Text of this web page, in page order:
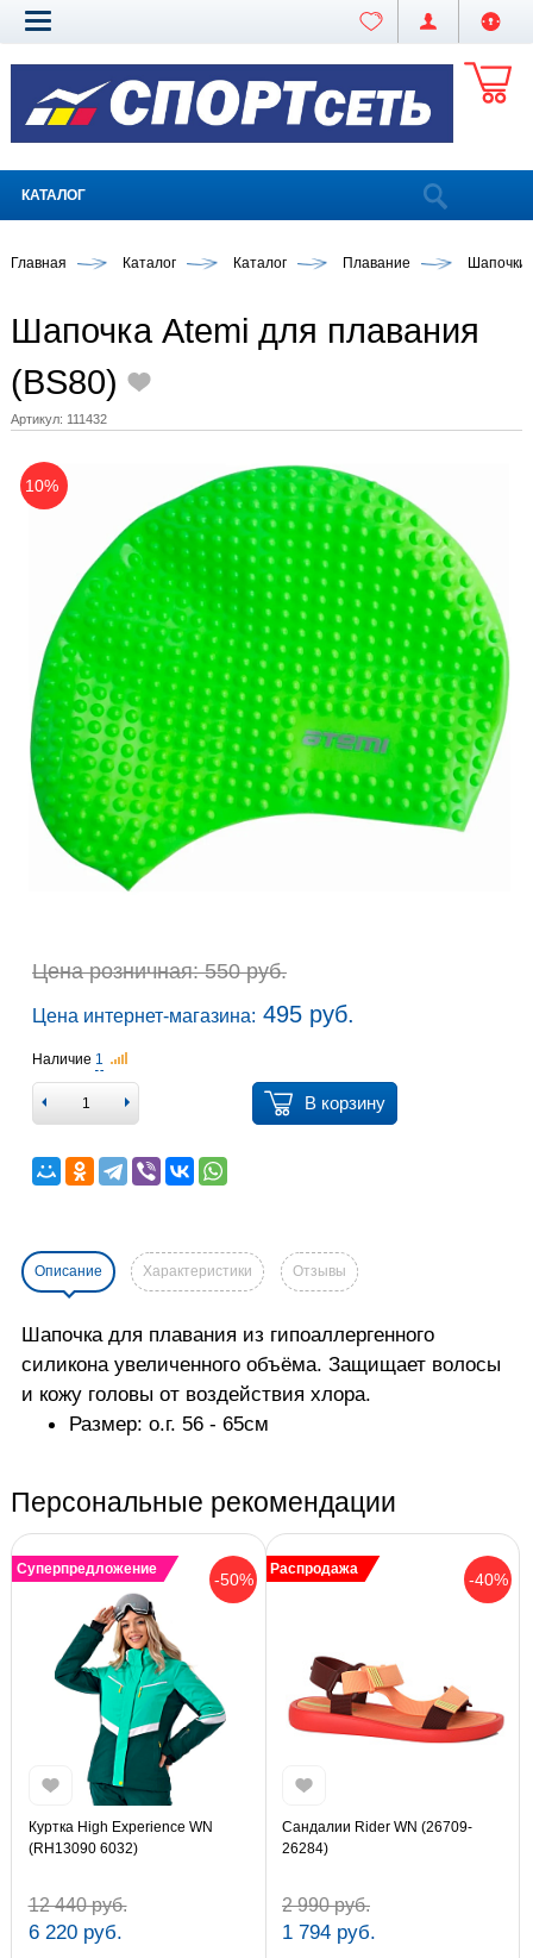
КАТАЛОГ
Главная Каталог Каталог Плавание Шапочки
Шапочка Atemi для плавания
(BS80)
Артикул: 111432
10%
Цена розничная: 550 руб.
Цена интернет-магазина: 495 руб.
Наличие 1
В корзину
Описание Характеристики Отзывы
Шапочка для плавания из гипоаллергенного
силикона увеличенного объёма. Защищает волосы
и кожу головы от воздействия хлора.
Размер: о.г. 56 - 65см
Персональные рекомендации
-50%
Суперпредложение
Куртка High Experience WN
(RH13090 6032)
12 440 руб.
6 220 руб.
-40%
Распродажа
Сандалии Rider WN (26709-
26284)
2 990 руб.
1 794 руб.